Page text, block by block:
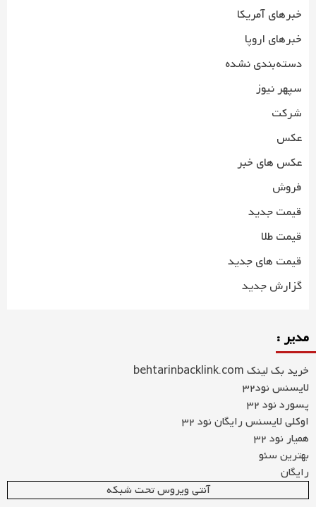
خبرهای آمریکا
خبرهای اروپا
دسته‌بندی نشده
سپهر نیوز
شرکت
عکس
عکس های خبر
فروش
قیمت جدید
قیمت طلا
قیمت های جدید
گزارش جدید
مدیر :
خرید بک لینک behtarinbacklink.com
لایسنس نود32
پسورد نود 32
اوکلی لایسنس رایگان نود 32
همیار نود 32
بهترین سئو
رایگان
آنتی ویروس تحت شبکه